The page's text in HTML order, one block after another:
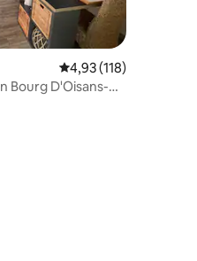
Átlagos értékelés: 5/
4,93 (118)
Bourg D'Oisans-